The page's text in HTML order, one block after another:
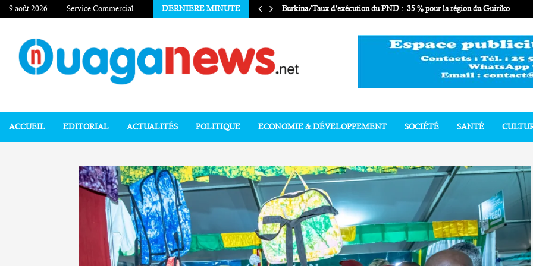
9 août 2026 Service Commercial DERNIERE MINUTE Burkina/Taux d’exécution du PND : 35 % pour la région du Guiriko
ACCUEIL EDITORIAL ACTUALITÉS POLITIQUE ECONOMIE & DÉVELOPPEMENT SOCIÉTÉ SANTÉ